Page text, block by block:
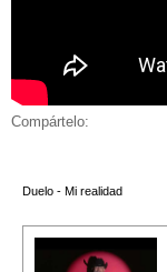
Compártelo:
Duelo - Mi realidad